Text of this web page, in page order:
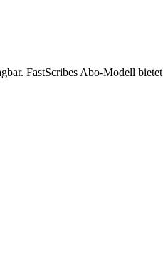
FastScribes Abo-Modell bietet